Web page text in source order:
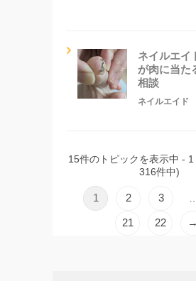
ネイルエイ
が肉に当た
相談
ネイルエイド
15件のトピックを表示中 -
316件中)
1 2 3
21 22 →